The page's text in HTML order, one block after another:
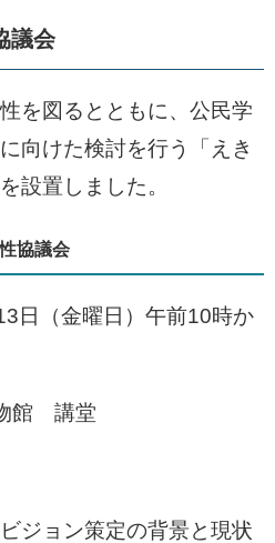
議会
を図るとともに、公民学
向けた検討を行う「えき
設置しました。
協議会
（金曜日）午前10時か
館 講堂
ョン策定の背景と現状